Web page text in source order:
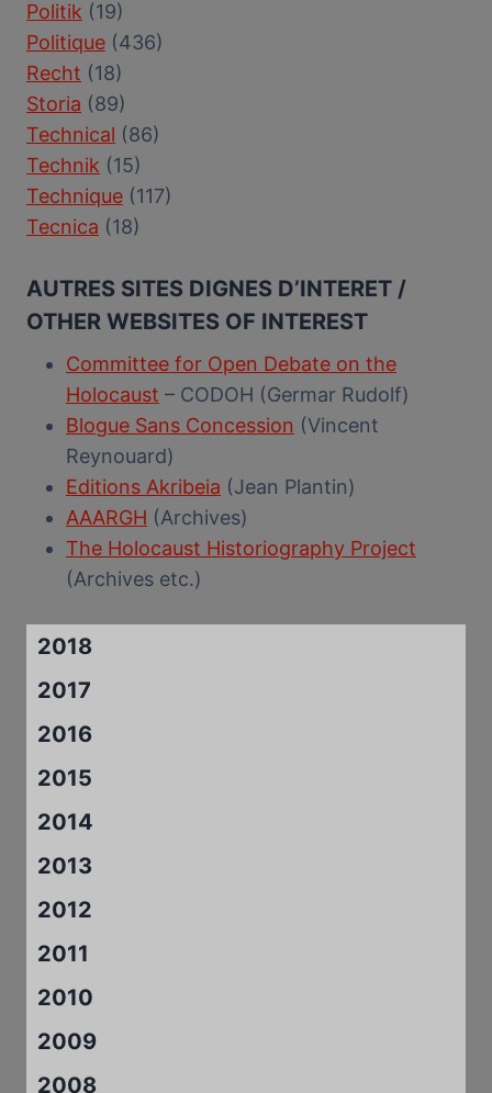
Politik (19)
Politique (436)
Recht (18)
Storia (89)
Technical (86)
Technik (15)
Technique (117)
Tecnica (18)
AUTRES SITES DIGNES D’INTERET /
OTHER WEBSITES OF INTEREST
Committee for Open Debate on the
Holocaust – CODOH (Germar Rudolf)
Blogue Sans Concession (Vincent
Reynouard)
Editions Akribeia (Jean Plantin)
AAARGH (Archives)
The Holocaust Historiography Project
(Archives etc.)
2018
2017
2016
2015
2014
2013
2012
2011
2010
2009
2008